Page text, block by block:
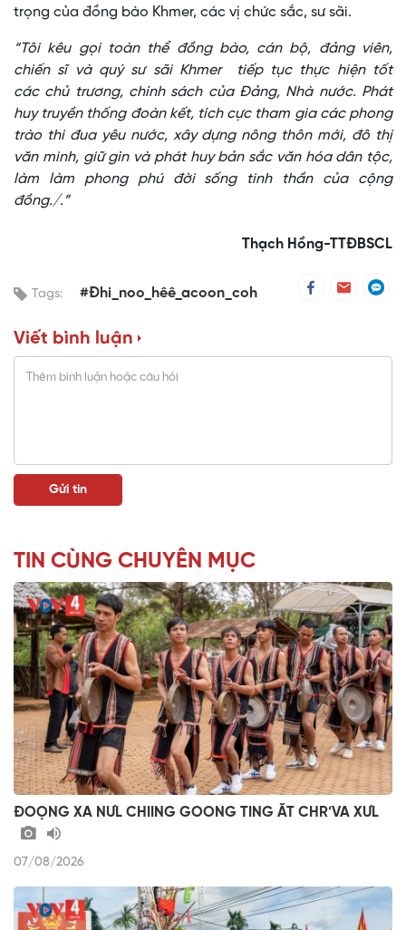
trọng của đồng bào Khmer, các vị chức sắc, sư sãi.
“Tôi kêu gọi toàn thể đồng bào, cán bộ, đảng viên,
chiến sĩ và quý sư sãi Khmer tiếp tục thực hiện tốt
các chủ trương, chính sách của Đảng, Nhà nước. Phát
huy truyền thống đoàn kết, tích cực tham gia các phong
trào thi đua yêu nước, xây dựng nông thôn mới, đô thị
văn minh, giữ gìn và phát huy bản sắc văn hóa dân tộc,
làm làm phong phú đời sống tinh thần của cộng
đồng./.”
Thạch Hồng-TTĐBSCL
Tags: #Đhi_noo_hêê_acoon_coh
Viết bình luận
TIN CÙNG CHUYÊN MỤC
ĐOỌNG XA NƯL CHIING GOONG TING ĂT CHR’VA XƯL
07/08/2026